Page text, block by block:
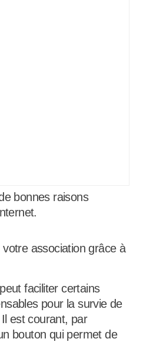
bonnes raisons
association grâce à
faciliter certains
pour la survie de
est courant, par
bouton qui permet de